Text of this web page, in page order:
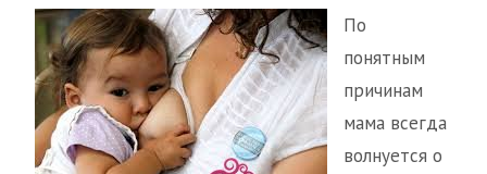
По
понятным
причинам
мама всегда
волнуется о